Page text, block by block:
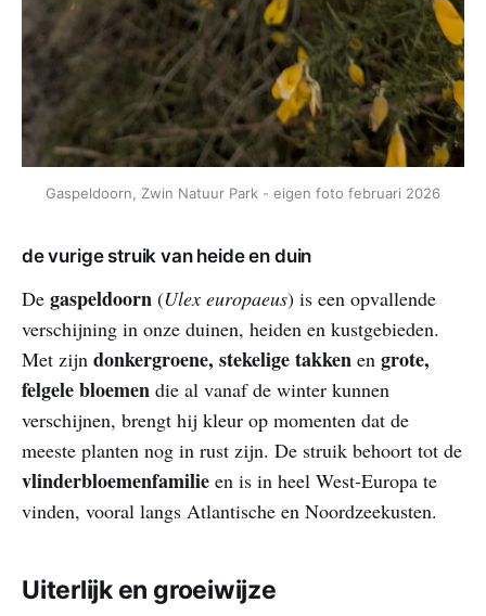
Gaspeldoorn, Zwin Natuur Park - eigen foto februari 2026
de vurige struik van heide en duin
De gaspeldoorn (Ulex europaeus) is een opvallende
verschijning in onze duinen, heiden en kustgebieden.
Met zijn donkergroene, stekelige takken en grote,
felgele bloemen die al vanaf de winter kunnen
verschijnen, brengt hij kleur op momenten dat de
meeste planten nog in rust zijn. De struik behoort tot de
vlinderbloemenfamilie en is in heel West‑Europa te
vinden, vooral langs Atlantische en Noordzeekusten.
Uiterlijk en groeiwijze